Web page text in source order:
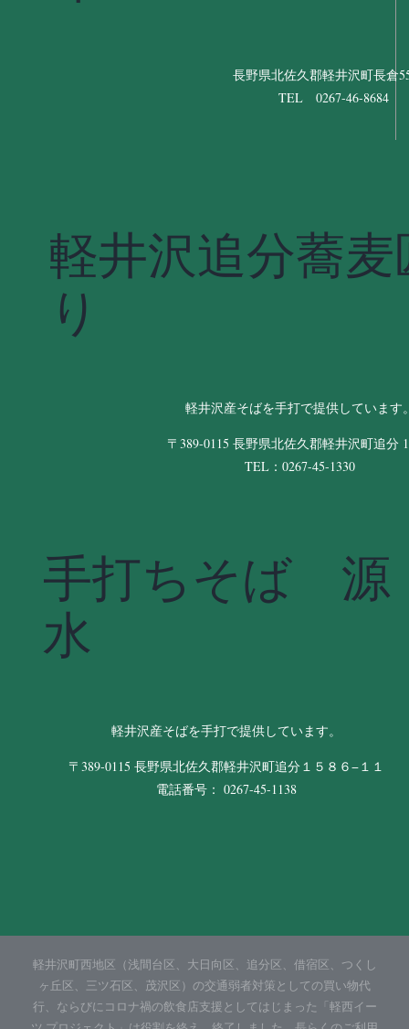
長野県北佐久郡軽井沢町長倉
TEL 0267-46-8684
軽井沢追分蕎
り
軽井沢産そばを手打で提供しています
〒389-0115 長野県北佐久郡軽井沢町追分
TEL：0267-45-1330
手打ちそば 源
水
軽井沢産そばを手打で提供しています。
〒389-0115 長野県北佐久郡軽井沢町追分１５８６−１１
電話番号： 0267-45-1138
軽井沢町西地区（浅間台区、大日向区、追分区、借宿区、つくし
ヶ丘区、三ツ石区、茂沢区）の交通弱者対策としての買い物代
行、ならびにコロナ禍の飲食店支援としてはじまった「軽西イー